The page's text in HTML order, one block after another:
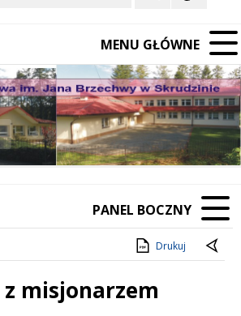
MENU GŁÓWNE
Element
PANEL BOCZNY
Drukuj
misjonarzem